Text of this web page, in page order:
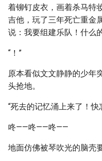
着铆钉皮衣，画着杀马特
吉他，玩了三年死亡重金
说：我要组建乐队！什么
“！”
原本看似文文静静的少年
头抢地。
“死去的记忆涌上来了！
咚——咚——咚——
地面仿佛被琴吹光的脑壳